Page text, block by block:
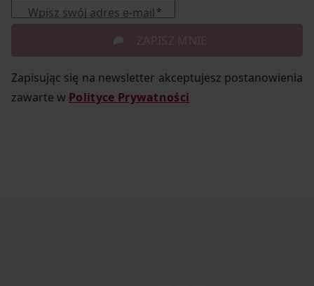
Wpisz swój adres e-mail
ZAPISZ MNIE
Zapisując się na newsletter akceptujesz postanowienia
zawarte w Polityce Prywatności